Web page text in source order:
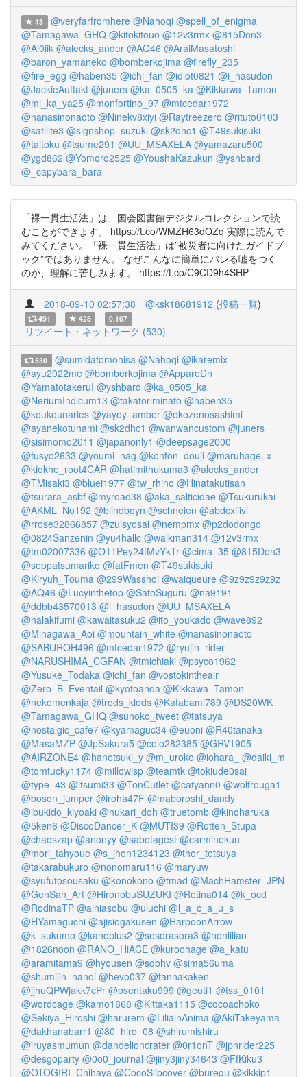
43 @veryfarfromhere @Nahoqi @spell_of_enigma
@Tamagawa_GHQ @kitokitouo @12v3rmx @815Don3
@Ai0iik @alecks_ander @AQ46 @AraiMasatoshi
@baron_yamaneko @bomberkojima @firefly_235
@fire_egg @haben35 @ichi_fan @idiot0821 @i_hasudon
@JackieAuftakt @juners @ka_0505_ka @Kikkawa_Tamon
@mi_ka_ya25 @monfortino_97 @mtcedar1972
@nanasinonaoto @Ninekv8xiyi @Raytreezero @rituto0103
@satllite3 @signshop_suzuki @sk2dhc1 @T49sukisuki
@taitoku @tsume291 @UU_MSAXELA @yamazaru500
@ygd862 @Yomoro2525 @YoushaKazukun @yshbard
@_capybara_bara
「裸一貫生活法」は、国会図書館デジタルコレクションで読
むことができます。 https://t.co/WMZH63dOZq 実際に読んで
みてください。「裸一貫生活法」は”被災者に向けたガイドブ
ック”ではありません。 なぜこんなに簡単にバレる嘘をつく
のか、理解に苦しみます。 https://t.co/C9CD9h4SHP
2018-09-10 02:57:38 @ksk18681912 (投稿一覧)
491 428 0.107
リツイート・ネットワーク (530)
530 @sumidatomohisa @Nahoqi @ikaremix
@ayu2022me @bomberkojima @AppareDn
@YamatotakeruI @yshbard @ka_0505_ka
@NeriumIndicum13 @takatoriminato @haben35
@koukounaries @yayoy_amber @okozenosashimi
@ayanekotunami @sk2dhc1 @wanwancustom @juners
@sisimomo2011 @japanonly1 @deepsage2000
@fusyo2633 @youmi_nag @konton_douji @maruhage_x
@kiokhe_root4CAR @hatimithukuma3 @alecks_ander
@TMisaki3 @bluei1977 @tw_rhino @Hinatakutisan
@tsurara_asbf @myroad38 @aka_salticidae @Tsukurukai
@AKML_No192 @blindboyn @schneien @abdcxiiivi
@rrose32866857 @zuisyosai @nempmx @p2dodongo
@0824Sanzenin @yu4hallc @walkman314 @12v3rmx
@tm02007336 @O11Pey24fMvYkTr @cima_35 @815Don3
@seppatsumariko @fatFmen @T49sukisuki
@Kiryuh_Touma @299Wasshoi @waiqueure @9z9z9z9z9z
@AQ46 @Lucyinthetop @SatoSuguru @na9191
@ddbb43570013 @i_hasudon @UU_MSAXELA
@nalakifumi @kawaitasuku2 @ito_youkado @wave892
@Minagawa_Aoi @mountain_white @nanasinonaoto
@SABUROH496 @mtcedar1972 @ryujin_rider
@NARUSHIMA_CGFAN @tmichiaki @psyco1962
@Yusuke_Todaka @ichi_fan @vostokintheair
@Zero_B_Eventail @kyotoanda @Kikkawa_Tamon
@nekomenkaja @trods_klods @Katabami789 @DS20WK
@Tamagawa_GHQ @sunoko_tweet @tatsuya
@nostalgic_cafe7 @kyamaguc34 @euoni @R40tanaka
@MasaMZP @JpSakura5 @colo282385 @GRV1905
@AIRZONE4 @hanetsuki_y @m_uroko @iohara_ @daiki_m
@tomtucky1174 @millowisp @teamtk @tokiude0sai
@type_43 @itsumi33 @TonCutlet @catyann0 @wolfrouga1
@boson_jumper @iroha47F @maboroshi_dandy
@ibukido_kiyoaki @nukari_doh @truetomb @kinoharuka
@5ken6 @DiscoDancer_K @MUTI39 @Rotten_Stupa
@chaoszap @anonyy @sabotagest @carminekun
@mori_tahyoue @s_jhon1234123 @thor_tetsuya
@takarabukuro @nonomaru116 @maryuw
@syufutosousaku @konokono @tmad @MachHamster_JPN
@GenSan_Art @HironobuSUZUKI @Retina014 @k_ocd
@RodinaTP @ainiasobu @uluchi @l_a_c_a_u_s
@HYamaguchi @ajisiogakusen @HarpoonArrow
@k_sukumo @kanoplus2 @sosorasora3 @nonlilian
@1826noon @RANO_HiACE @kuroohage @a_katu
@aramitama9 @hyousen @sqbhv @sima56uma
@shumijin_hanoi @hevo037 @tannakaken
@jjhuQPWjakk7cPr @osentaku999 @geoti1 @tss_0101
@wordcage @kamo1868 @Kittaka1115 @cocoachoko
@Sekiya_Hiroshi @harurem @LiliainAnima @AkiTakeyama
@dakhanabarr1 @80_hiro_08 @shirumishiru
@iruyasmumun @dandelioncrater @0r1onT @jpnrider225
@desgoparty @0o0_journal @jiny3jiny34643 @FfKiku3
@OTOGIRI_Chihaya @CocoSlipcover @buregu @kikkip1